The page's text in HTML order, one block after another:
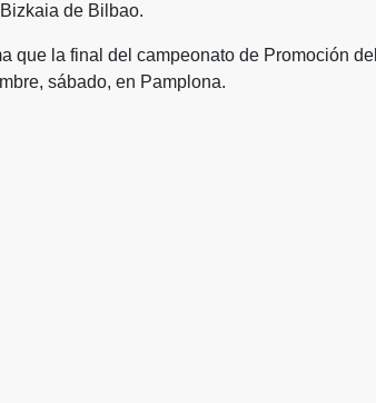
de Bilbao.
que la final del campeonato de Promoción
sábado, en Pamplona.